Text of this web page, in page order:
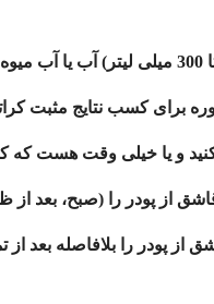
و یا خیلی وقت هست که